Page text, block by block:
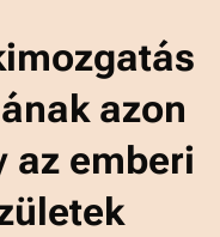
azon
az emberi